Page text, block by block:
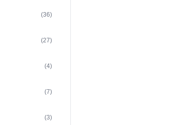
(36)
(27)
(4)
(7)
(3)